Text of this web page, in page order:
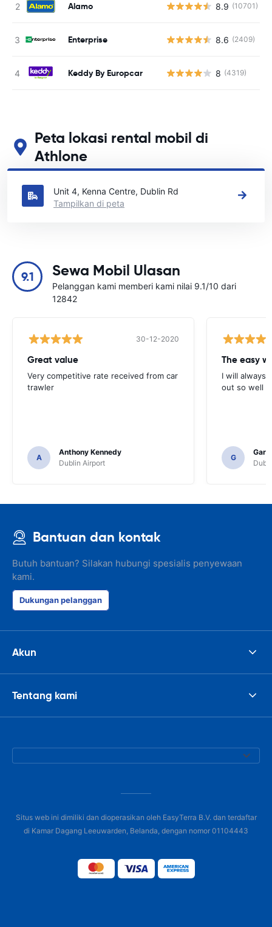
Alamo 8.9 (10701)
Enterprise 8.6 (2409)
Keddy By Europcar 8 (4319)
Peta lokasi rental mobil di
Athlone
Lihat lokasi persewaan mobil utama kami di Athlone
Unit 4, Kenna Centre, Dublin Rd
Tampilkan di peta
9.1 Sewa Mobil Ulasan
Pelanggan kami memberi kami nilai 9.1/10 dari
12842
30-12-2020
Great value
Very competitive rate received from car
trawler
A
Anthony Kennedy
Dublin Airport
I will always
out so well
G
Gary
Bantuan dan kontak
Butuh bantuan? Silakan hubungi spesialis penyewaan
kami.
Dukungan pelanggan
Akun
Tentang kami
Situs web ini dimiliki dan dioperasikan oleh EasyTerra B.V. dan terdaftar
di Kamar Dagang Leeuwarden, Belanda, dengan nomor 01104443